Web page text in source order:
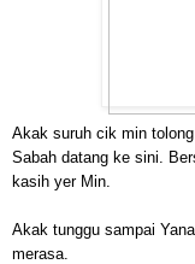
Akak suruh cik min
Sabah datang ke sini.
kasih yer Min.
Akak tunggu sampai
merasa.